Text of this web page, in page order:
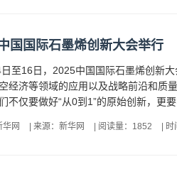
国国际石墨烯创新大会举行
至16日，2025中国国际石墨烯创新
经济等领域的应用以及战略前沿和质
不仅要做好“从0到1”的原始创新，更
华网 来源：新华网 阅读量：1852 时